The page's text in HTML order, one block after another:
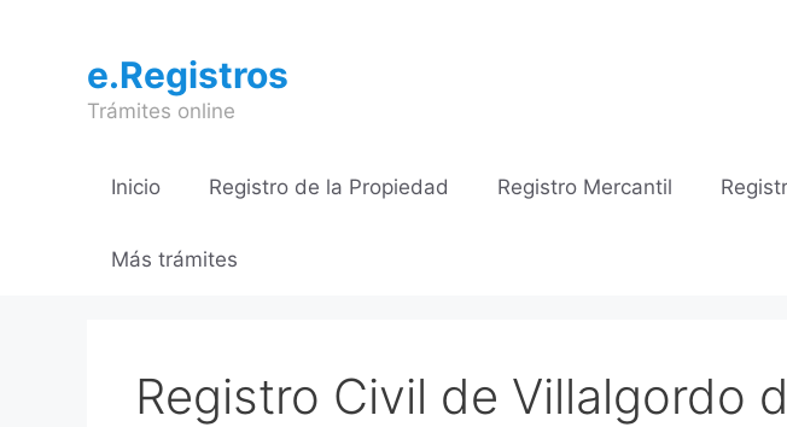
contenidoe.Registros
Trámites online
Inicio Registro de la Propiedad Registro Mercantil
Más trámites
Registro Civil de Villalgordo